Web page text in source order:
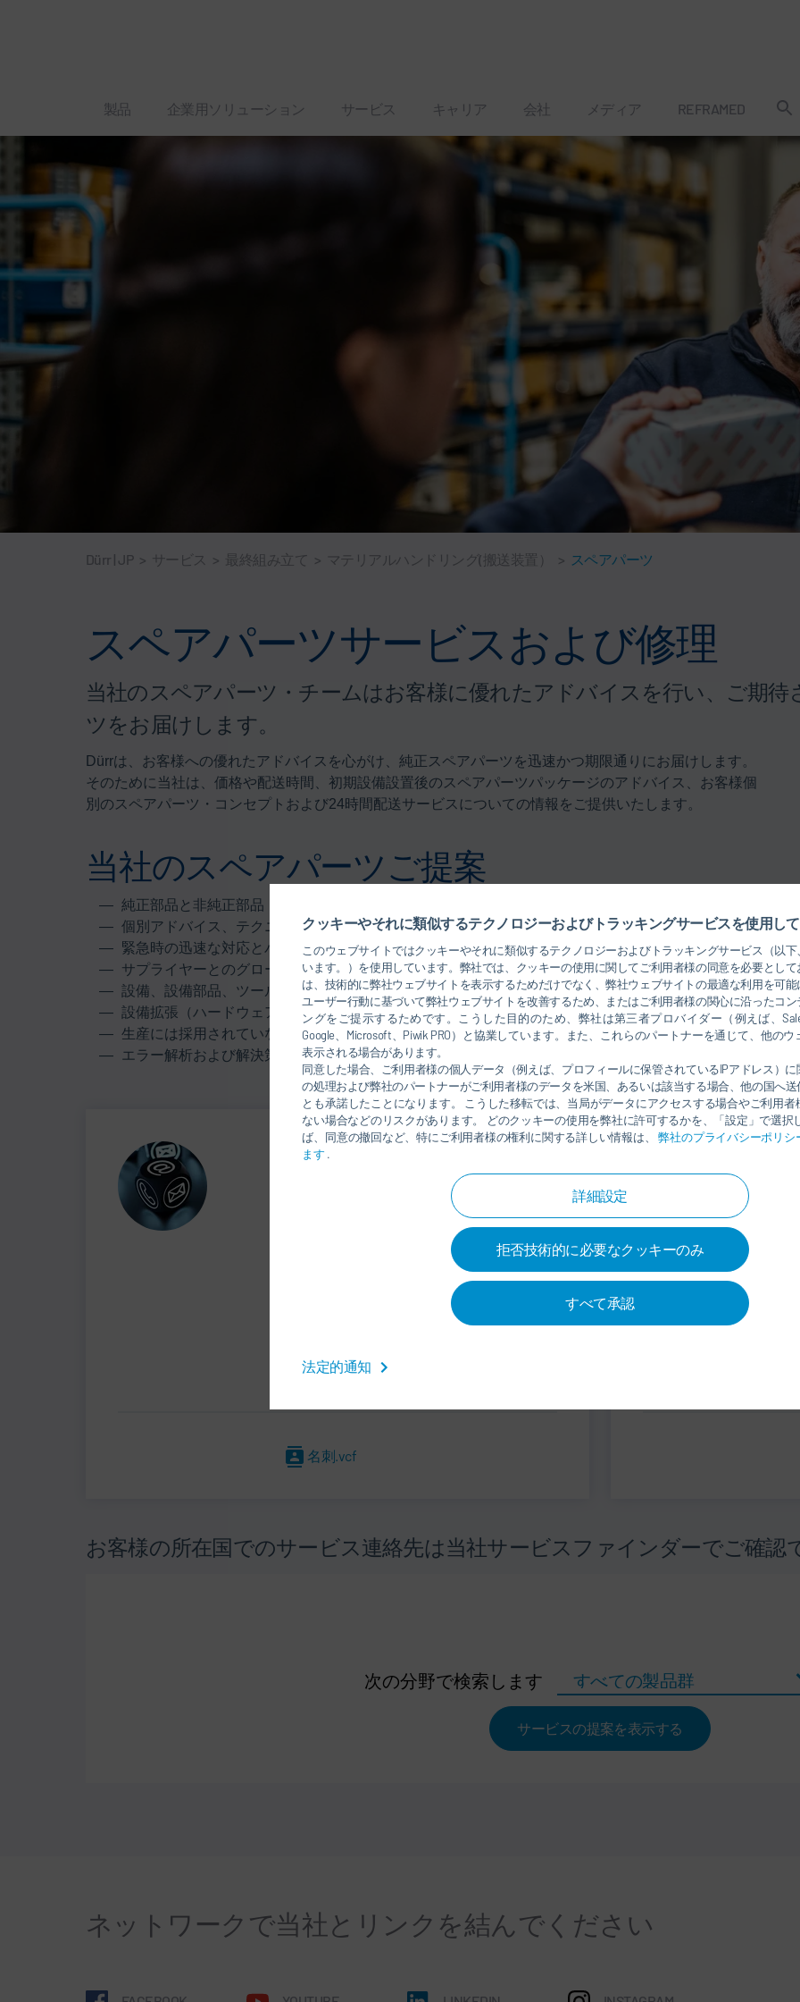
クッキーやそれに類似するテクノロジーおよびトラッキングサービスを使用し
このウェブサイトではクッキーやそれに類似するテクノロジーおよびトラッキングサービス（以
います。）を使用しています。弊社では、クッキーの使用に関してご利用者様の同意を必要とし
は、技術的に弊社ウェブサイトを表示するためだけでなく、弊社ウェブサイトの最適な利用を可
ユーザー行動に基づいて弊社ウェブサイトを改善するため、またはご利用者様の関心に沿ったコ
ングをご提示するためです。こうした目的のため、弊社は第三者プロバイダー（例えば、
Google、Microsoft、Piwik PRO）と協業しています。また、これらのパートナーを通じて、他の
表示される場合があります。
同意した場合、ご利用者様の個人データ（例えば、プロフィールに保管されているIPアドレス）
の処理および弊社のパートナーがご利用者様のデータを米国、あるいは該当する場合、他の国へ
とも承諾したことになります。 こうした移転では、当局がデータにアクセスする場合やご利用
ない場合などのリスクがあります。 どのクッキーの使用を弊社に許可するかを、「設定」で選択
ば、同意の撤回など、特にご利用者様の権利に関する詳しい情報は、弊社のプライバシーポリシ
ます .
詳細設定
拒否技術的に必要なクッキーのみ
すべて承認
法定的通知
製品 企業用ソリューション サービス キャリア 会社 メディア REFRAMED
Dürr | JP > サービス > 最終組み立て > マテリアルハンドリング(搬送装置） > スペアパーツ
スペアパーツサービスおよび修理
当社のスペアパーツ・チームはお客様に優れたアドバイスを行い、ご期
ツをお届けします。
Dürrは、お客様への優れたアドバイスを心がけ、純正スペアパーツを迅速かつ期限通りにお届けします。
そのために当社は、価格や配送時間、初期設備設置後のスペアパーツパッケージのアドバイス、お客様個
別のスペアパーツ・コンセプトおよび24時間配送サービスについての情報をご提供いたします。
当社のスペアパーツご提案
純正部品と非純正部品
個別アドバイス、テクニカル・サポートおよびスペアパーツ供給プログラム
緊急時の迅速な対応とパーツ配送
サプライヤーとのグローバル契約による優れた価格競争力
設備、設備部品、ツール、計測および制御テクノロジー
設備拡張（ハードウェアおよびソフトウェア）
生産には採用されていない、または老朽化した設備への技術的な解決策の開発
エラー解析および解決策発見の際の技術的なサポート
Spare Parts
ドイツ
名刺.vcf
お客様の所在国でのサービス連絡先は当社サービスファインダーでご確認
次の分野で検索します
サービスの提案を表示する
ネットワークで当社とリンクを結んでください